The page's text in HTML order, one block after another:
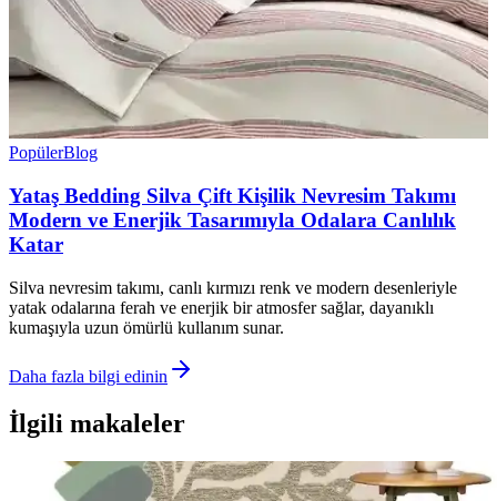
PopülerBlog
Yataş Bedding Silva Çift Kişilik Nevresim Takımı
Modern ve Enerjik Tasarımıyla Odalara Canlılık
Katar
Silva nevresim takımı, canlı kırmızı renk ve modern desenleriyle
yatak odalarına ferah ve enerjik bir atmosfer sağlar, dayanıklı
kumaşıyla uzun ömürlü kullanım sunar.
Daha fazla bilgi edinin
İlgili makaleler